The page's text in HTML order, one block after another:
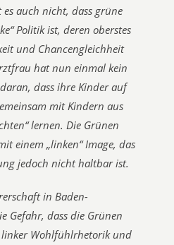
auch nicht, dass grüne
Politik ist, deren oberstes
und Chancengleichheit
hat nun einmal kein
dass ihre Kinder auf
mit Kindern aus
lernen. Die Grünen
einem „linken“ Image, das
jedoch nicht haltbar ist.
in Baden-
Gefahr, dass die Grünen
linker Wohlfühlrhetorik und